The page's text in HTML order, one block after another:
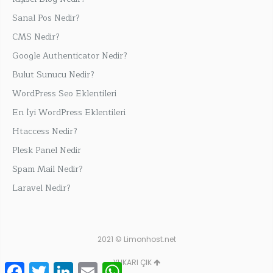
Sanal Pos Nedir?
CMS Nedir?
Google Authenticator Nedir?
Bulut Sunucu Nedir?
WordPress Seo Eklentileri
En İyi WordPress Eklentileri
Htaccess Nedir?
Plesk Panel Nedir
Spam Mail Nedir?
Laravel Nedir?
2021 © Limonhost.net
YUKARI ÇIK
FacebookTwitter LinkedInEmail WhatsApp